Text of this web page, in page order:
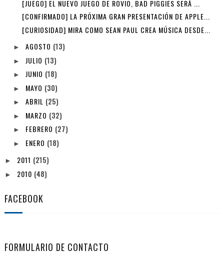
[JUEGO] EL NUEVO JUEGO DE ROVIO, BAD PIGGIES SERÁ ...
[CONFIRMADO] LA PRÓXIMA GRAN PRESENTACIÓN DE APPLE...
[CURIOSIDAD] MIRA COMO SEAN PAUL CREA MÚSICA DESDE...
► AGOSTO (13)
► JULIO (13)
► JUNIO (18)
► MAYO (30)
► ABRIL (25)
► MARZO (32)
► FEBRERO (27)
► ENERO (18)
► 2011 (215)
► 2010 (48)
FACEBOOK
FORMULARIO DE CONTACTO